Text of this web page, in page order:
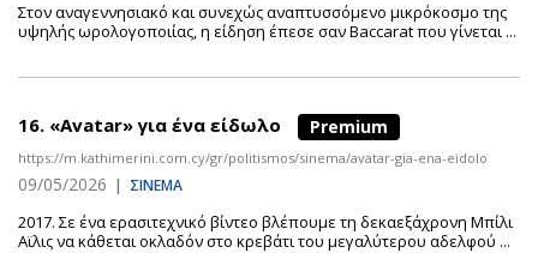
Στον αναγεννησιακό και συνεχώς αναπτυσσόμενο μικρόκοσμο της
υψηλής ωρολογοποιίας, η είδηση έπεσε σαν Baccarat που γίνεται ...
16. «Avatar» για ένα είδωλο Premium
https://m.kathimerini.com.cy/gr/politismos/sinema/avatar-gia-ena-eidolo
09/05/2026 | ΣΙΝΕΜΑ
2017. Σε ένα ερασιτεχνικό βίντεο βλέπουμε τη δεκαεξάχρονη Μπίλι
Αϊλις να κάθεται οκλαδόν στο κρεβάτι του μεγαλύτερου αδελφού ...